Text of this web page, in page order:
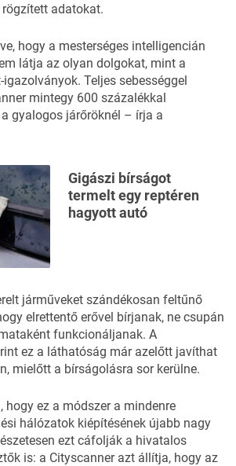
adatokat.
hogy a mesterséges intelligencián
látja az olyan dolgokat, mint a
Teljes sebességgel
mintegy 600 százalékkal
gyalogos járőröknél – írja a
Gigászi bírságot
termelt egy reptéren
hagyott autó
járműveket szándékosan feltűnő
elrettentő erővel bírjanak, ne csupán
funkcionáljanak. A
ez a láthatóság már azelőtt javíthat
mielőtt a bírságolásra sor kerülne.
hogy ez a módszer a mindenre
hálózatok kiépítésének újabb nagy
ezt cáfolják a hivatalos
is: a Cityscanner azt állítja, hogy az